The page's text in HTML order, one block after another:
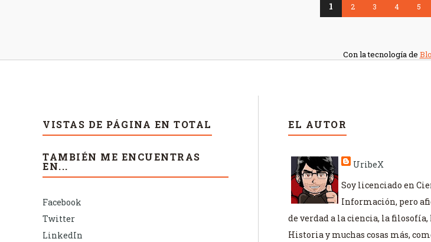
1 2 3 4 5
Con la tecnología de
VISTAS DE PÁGINA EN TOTAL
TAMBIÉN ME ENCUENTRAS
EN...
Facebook
Twitter
LinkedIn
EL AUTOR
UribeX
Soy licenciado en
Información, pero
de verdad a la ciencia, la filosofía,
Historia y muchas cosas más,